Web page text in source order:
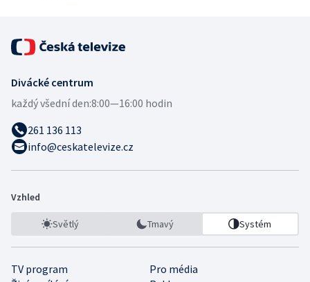
Divácké centrum
každý všední den:8:00—16:00 hodin
261 136 113
info@ceskatelevize.cz
Vzhled
Světlý Tmavý Systém
TV program
Pro média